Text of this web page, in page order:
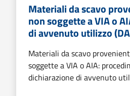
Materiali da scavo
non soggette a VIA o
di avvenuto utilizzo
Materiali da scavo
soggette a VIA o AIA:
dichiarazione di avvenuto